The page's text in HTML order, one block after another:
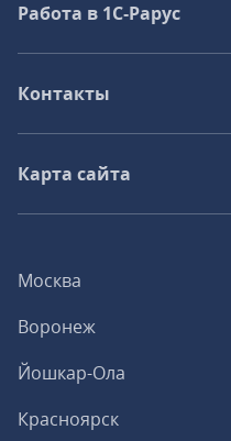
Москва
Воронеж
Йошкар-Ола
Красноярск
Работа в 1С‑Рарус
Контакты
Карта сайта